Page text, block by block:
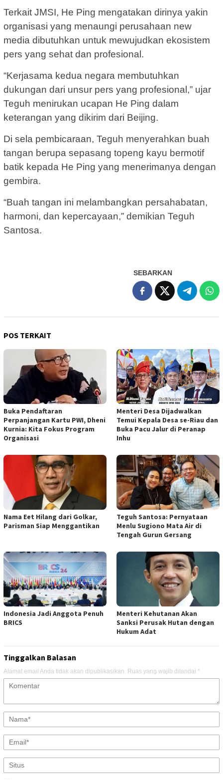
Terkait JMSI, He Ping mengatakan dirinya yakin
organisasi yang menaungi perusahaan new
media dibutuhkan untuk mewujudkan ekosistem
pers yang sehat dan profesional.
“Kerjasama kedua negara membutuhkan
dukungan dari unsur pers yang profesional,” ujar
Teguh menirukan ucapan He Ping dalam
keterangan yang dikirim dari Beijing.
Di sela pembicaraan, Teguh menyerahkan buah
tangan berupa sepasang topeng kayu bermotif
batik kepada He Ping yang menerimanya dengan
gembira.
“Buah tangan ini melambangkan persahabatan,
harmoni, dan kepercayaan,” demikian Teguh
Santosa.
SEBARKAN
POS TERKAIT
Buka Pendaftaran
Perpanjangan Kartu PWI, Dheni
Kurnia: Kita Fokus Program
Organisasi
Menteri Desa Dijadwalkan
Temui Kepala Desa se-Riau dan
Buka Pacu Jalur di Peranap
Inhu
Nama Eet Hilang dari Golkar,
Parisman Siap Menggantikan
Teguh Santosa: Pernyataan
Menlu Sugiono Mata Air di
Tengah Gurun Gersang
Indonesia Jadi Anggota Penuh
BRICS
Menteri Kehutanan Akan
Sanksi Perusak Hutan dengan
Hukum Adat
Tinggalkan Balasan
Alamat email Anda tidak akan dipublikasikan. Ruas yang wajib ditandai *